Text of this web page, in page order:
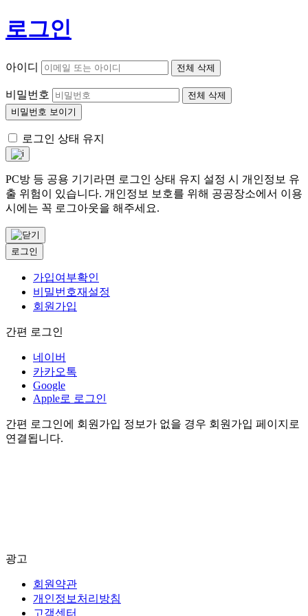
로그인
아이디 전체 삭제
비밀번호
전체 삭제
비밀번호 보이기
로그인 상태 유지
PC방 등 공용 기기라면 로그인 상태 유지 설정 시 개인정보 유
출 위험이 있습니다. 개인정보 보호를 위해 공공장소에서 이용
시에는 꼭 로그아웃을 해주세요.
로그인
가입여부확인
비밀번호재설정
회원가입
간편 로그인
네이버
카카오톡
Google
Apple로 로그인
간편 로그인에 회원가입 정보가 없을 경우 회원가입 페이지로
연결됩니다.
광고
회원약관
개인정보처리방침
고객센터